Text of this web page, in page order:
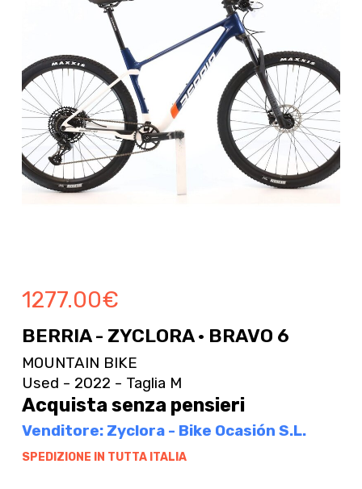
1277.00€
BERRIA - ZYCLORA · BRAVO 6
MOUNTAIN BIKE
Used - 2022 - Taglia M
Acquista senza pensieri
Venditore: Zyclora - Bike Ocasión S.L.
SPEDIZIONE IN TUTTA ITALIA